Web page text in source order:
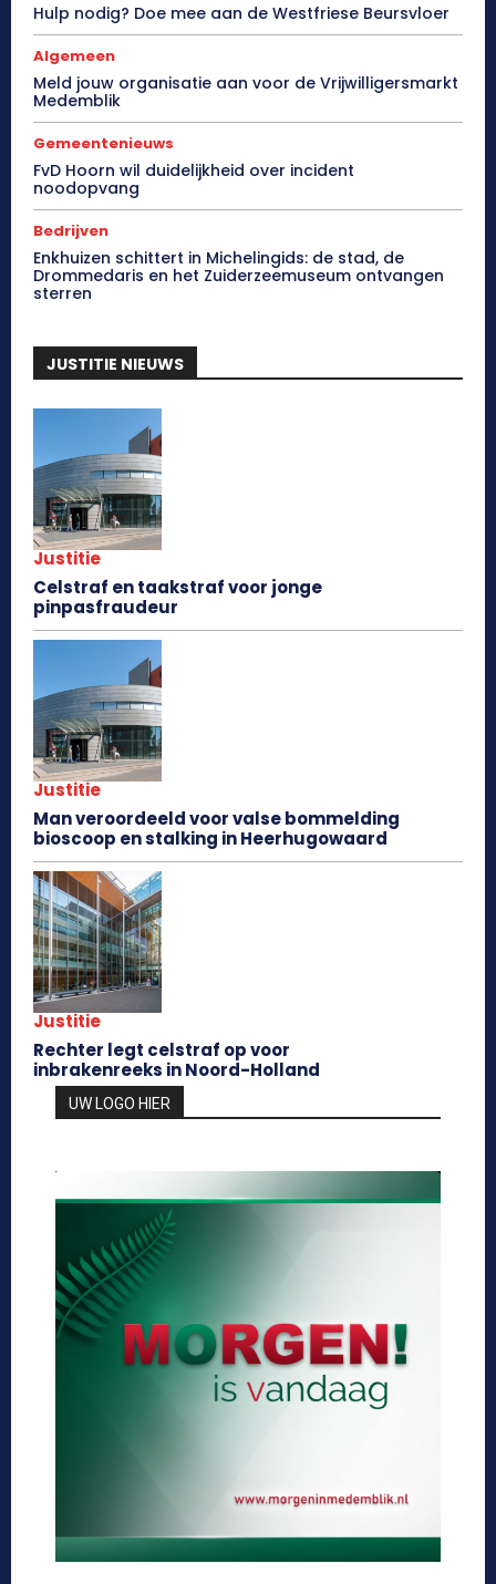
Hulp nodig? Doe mee aan de Westfriese Beursvloer
Algemeen
Meld jouw organisatie aan voor de Vrijwilligersmarkt
Medemblik
Gemeentenieuws
FvD Hoorn wil duidelijkheid over incident
noodopvang
Bedrijven
Enkhuizen schittert in Michelingids: de stad, de
Drommedaris en het Zuiderzeemuseum ontvangen
sterren
JUSTITIE NIEUWS
Justitie
Celstraf en taakstraf voor jonge
pinpasfraudeur
Justitie
Man veroordeeld voor valse bommelding
bioscoop en stalking in Heerhugowaard
Justitie
Rechter legt celstraf op voor
inbrakenreeks in Noord-Holland
UW LOGO HIER